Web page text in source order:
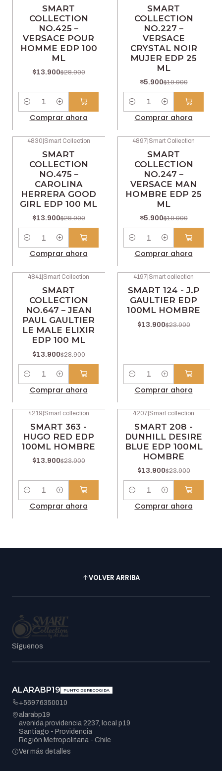
SMART
COLLECTION
NO.425 –
VERSACE POUR
HOMME EDP 100
ML
$13.900$28.900
Cantidad
Comprar ahora
SMART
COLLECTION
NO.227 –
VERSACE
CRYSTAL NOIR
MUJER EDP 25
ML
$5.900$10.900
Cantidad
Comprar ahora
4830|Smart Collection
SMART
COLLECTION
NO.475 –
CAROLINA
HERRERA GOOD
GIRL EDP 100 ML
$13.900$28.900
Comprar ahora
4897|Smart Collection
SMART
COLLECTION
NO.247 –
VERSACE MAN
HOMBRE EDP 25
ML
$5.900$10.900
Comprar ahora
4841 Smart Collection
SMART
COLLECTION
NO.647 – JEAN
PAUL GAULTIER
LE MALE ELIXIR
EDP 100 ML
$13.900$28.900
Cantidad
Comprar ahora
4197 Smart collection
SMART 124 - J.P
GAULTIER EDP
100ML HOMBRE
$13.900$23.900
Cantidad
Comprar ahora
4219|Smart collection
SMART 363 -
HUGO RED EDP
100ML HOMBRE
$13.900$23.900
Cantidad
Comprar ahora
4207|Smart collection
SMART 208 -
DUNHILL DESIRE
BLUE EDP 100ML
HOMBRE
$13.900$23.900
Cantidad
Comprar ahora
VOLVER ARRIBA
Síguenos
ALARABP19 PUNTO DE RECOGIDA
+56976350010
alarabp19
avenida providencia 2237, local p19
Santiago - Providencia
Región Metropolitana - Chile
Ver más detalles